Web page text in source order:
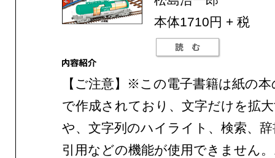
本体1710円 + 税
【ご注意】※この電子書籍は紙の
で作成されており、文字だけを拡
や、文字列のハイライト、検索、
引用などの機能が使用できません